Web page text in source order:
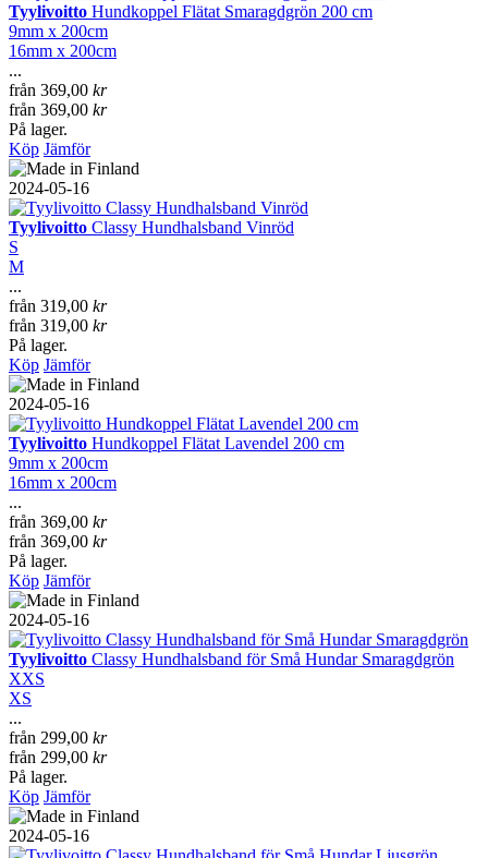
Tyylivoitto Hundkoppel Flätat Smaragdgrön 200 cm
9mm x 200cm
16mm x 200cm
...
från 369,00 kr
från 369,00 kr
På lager.
Köp Jämför
2024-05-16
Tyylivoitto Classy Hundhalsband Vinröd
S
M
...
från 319,00 kr
från 319,00 kr
På lager.
Köp Jämför
2024-05-16
Tyylivoitto Hundkoppel Flätat Lavendel 200 cm
9mm x 200cm
16mm x 200cm
...
från 369,00 kr
från 369,00 kr
På lager.
Köp Jämför
2024-05-16
Tyylivoitto Classy Hundhalsband för Små Hundar Smaragdgrön
XXS
XS
...
från 299,00 kr
från 299,00 kr
På lager.
Köp Jämför
2024-05-16